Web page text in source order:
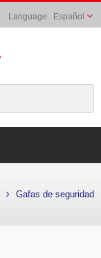
Español
Gafas de seguridad